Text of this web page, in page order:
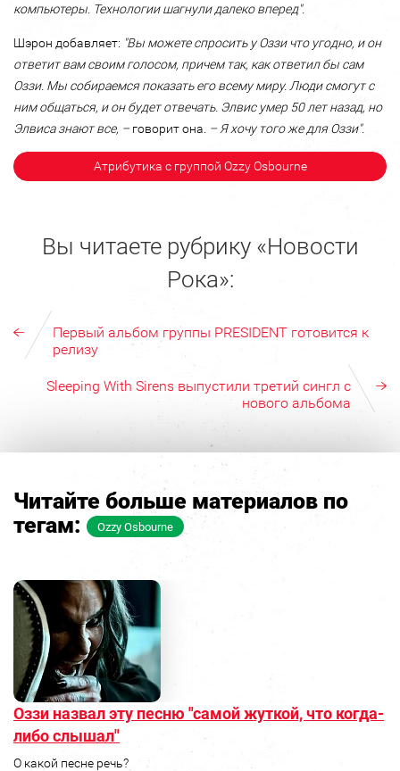
компьютеры. Технологии шагнули далеко вперед".
Шэрон добавляет: "Вы можете спросить у Оззи что угодно, и он
ответит вам своим голосом, причем так, как ответил бы сам
Оззи. Мы собираемся показать его всему миру. Люди смогут с
ним общаться, и он будет отвечать. Элвис умер 50 лет назад, но
Элвиса знают все, –говорит она. – Я хочу того же для Оззи".
Атрибутика с группой Ozzy Osbourne
Вы читаете рубрику «Новости
Рока»:
Первый альбом группы PRESIDENT готовится к
релизу
Sleeping With Sirens выпустили третий сингл с
нового альбома
Читайте больше материалов по
тегам:
Ozzy Osbourne
Оззи назвал эту песню "самой жуткой, что когда-
либо слышал"
О какой песне речь?